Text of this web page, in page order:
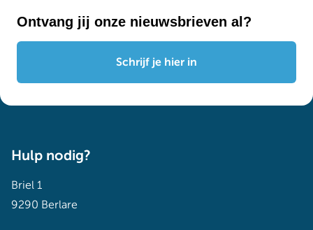
Ontvang jij onze nieuwsbrieven al?
Schrijf je hier in
Hulp nodig?
Briel 1
9290 Berlare